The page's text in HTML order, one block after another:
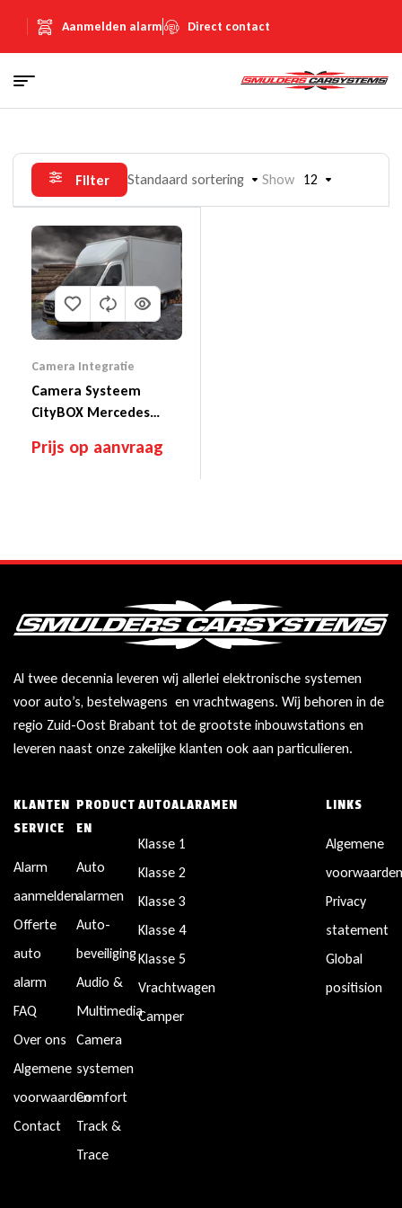
Aanmelden alarm Direct contact
Filter Standaard sortering Show 12
Camera Integratie
Camera Systeem
CityBOX Mercedes
Prijs op aanvraag
Al twee decennia leveren wij allerlei elektronische systemen
voor auto’s, bestelwagens en vrachtwagens. Wij behoren in de
regio Zuid-Oost Brabant tot de grootste inbouwstations en
leveren naast onze zakelijke klanten ook aan particulieren.
KLANTEN
SERVICE
Alarm
aanmelden
Offerte
auto
alarm
FAQ
Over ons
Algemene
voorwaarden
Contact
PRODUCT
EN
Auto
alarmen
Auto-
beveiliging
Audio &
Multimedia
Camera
systemen
Comfort
Track &
Trace
AUTOALARAMEN
Klasse 1
Klasse 2
Klasse 3
Klasse 4
Klasse 5
Vrachtwagen
Camper
LINKS
Algemene
Privacy
statement
Global
positision